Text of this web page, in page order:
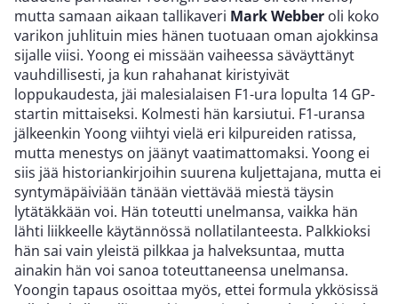
mutta samaan aikaan tallikaveri Mark Webber oli koko
varikon juhlituin mies hänen tuotuaan oman ajokkinsa
sijalle viisi. Yoong ei missään vaiheessa säväyttänyt
vauhdillisesti, ja kun rahahanat kiristyivät
loppukaudesta, jäi malesialaisen F1-ura lopulta 14 GP-
startin mittaiseksi. Kolmesti hän karsiutui. F1-uransa
jälkeenkin Yoong viihtyi vielä eri kilpureiden ratissa,
mutta menestys on jäänyt vaatimattomaksi. Yoong ei
siis jää historiankirjoihin suurena kuljettajana, mutta ei
syntymäpäiviään tänään viettävää miestä täysin
lytätäkkään voi. Hän toteutti unelmansa, vaikka hän
lähti liikkeelle käytännössä nollatilanteesta. Palkkioksi
hän sai vain yleistä pilkkaa ja halveksuntaa, mutta
ainakin hän voi sanoa toteuttaneensa unelmansa.
Yoongin tapaus osoittaa myös, ettei formula ykkösissä